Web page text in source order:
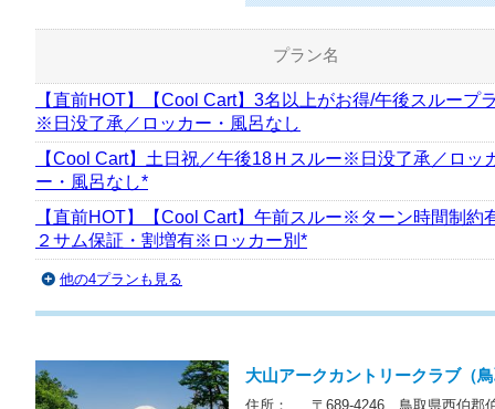
プラン名
【直前HOT】【Cool Cart】3名以上がお得/午後スループ
※日没了承／ロッカー・風呂なし
【Cool Cart】土日祝／午後18Ｈスルー※日没了承／ロッ
ー・風呂なし*
【直前HOT】【Cool Cart】午前スルー※ターン時間制約
２サム保証・割増有※ロッカー別*
他の4プランも見る
大山アークカントリークラブ（
住所：
〒689-4246 鳥取県西伯郡